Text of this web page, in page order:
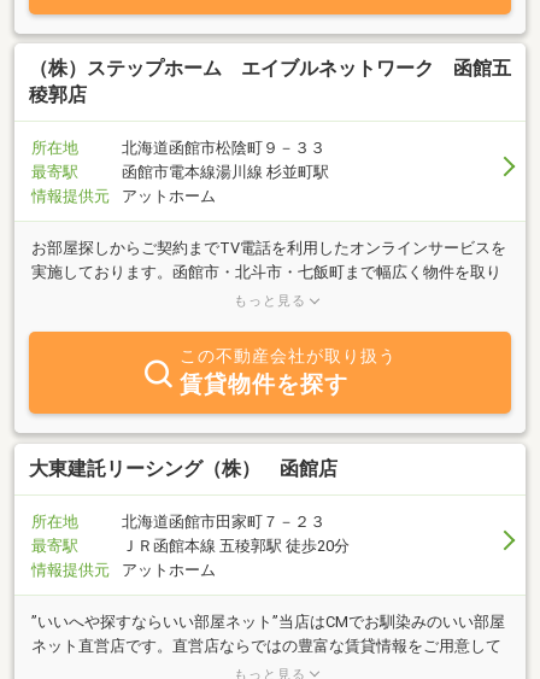
（株）ステップホーム エイブルネットワーク 函館五
稜郭店
所在地
北海道函館市松陰町９－３３
最寄駅
函館市電本線湯川線 杉並町駅
情報提供元
アットホーム
お部屋探しからご契約までTV電話を利用したオンラインサービスを
実施しております。函館市・北斗市・七飯町まで幅広く物件を取り
扱っており、引越・インターネット業者の紹介まで徹底的にサポー
もっと見る
この不動産会社が取り扱う
賃貸物件を探す
大東建託リーシング（株） 函館店
所在地
北海道函館市田家町７－２３
最寄駅
ＪＲ函館本線 五稜郭駅 徒歩20分
情報提供元
アットホーム
”いいへや探すならいい部屋ネット”当店はCMでお馴染みのいい部屋
ネット直営店です。直営店ならではの豊富な賃貸情報をご用意して
おります。全国各地からのお部屋探し（オンラインでのご案内も可
もっと見る